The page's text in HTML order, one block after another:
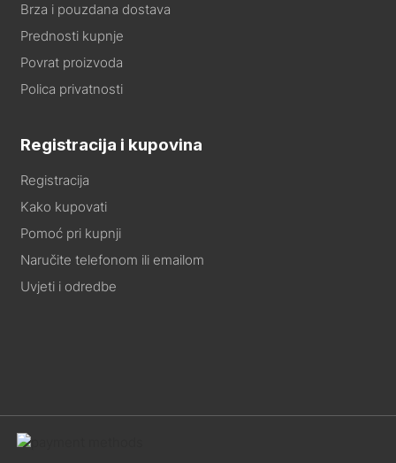
Brza i pouzdana dostava
Prednosti kupnje
Povrat proizvoda
Polica privatnosti
Registracija i kupovina
Registracija
Kako kupovati
Pomoć pri kupnji
Naručite telefonom ili emailom
Uvjeti i odredbe